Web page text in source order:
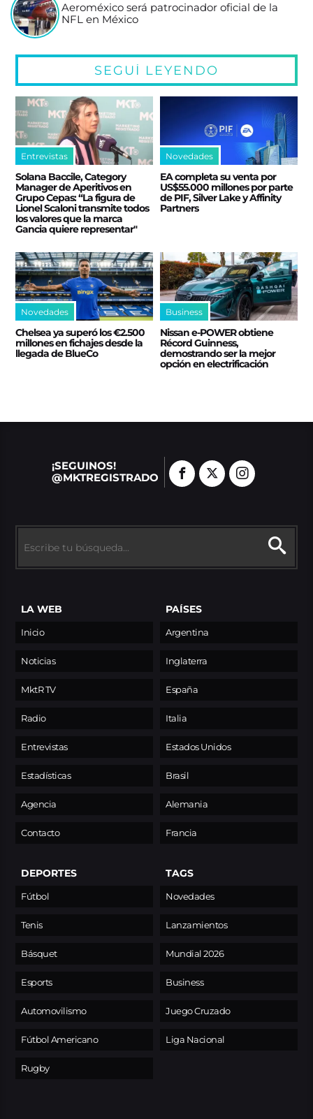
Aeroméxico será patrocinador oficial de la
NFL en México
SEGUÍ LEYENDO
Entrevistas
Solana Baccile, Category
Manager de Aperitivos en
Grupo Cepas: “La figura de
Lionel Scaloni transmite todos
los valores que la marca
Gancia quiere representar"
Novedades
EA completa su venta por
US$55.000 millones por parte
de PIF, Silver Lake y Affinity
Partners
Novedades
Chelsea ya superó los €2.500
millones en fichajes desde la
llegada de BlueCo
Business
Nissan e‑POWER obtiene
Récord Guinness,
demostrando ser la mejor
opción en electrificación
¡SEGUINOS!
@MKTREGISTRADO
LA WEB
Inicio
Noticias
MktR TV
Radio
Entrevistas
Estadísticas
Agencia
Contacto
PAÍSES
Argentina
Inglaterra
España
Italia
Estados Unidos
Brasil
Alemania
Francia
DEPORTES
Fútbol
Tenis
Básquet
Esports
Automovilismo
Fútbol Americano
Rugby
TAGS
Novedades
Lanzamientos
Mundial 2026
Business
Juego Cruzado
Liga Nacional